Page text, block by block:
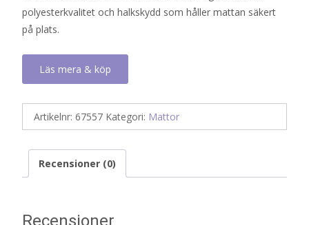
polyesterkvalitet och halkskydd som håller mattan säkert
på plats.
Läs mera & köp
Artikelnr: 67557 Kategori: Mattor
Recensioner (0)
Recensioner